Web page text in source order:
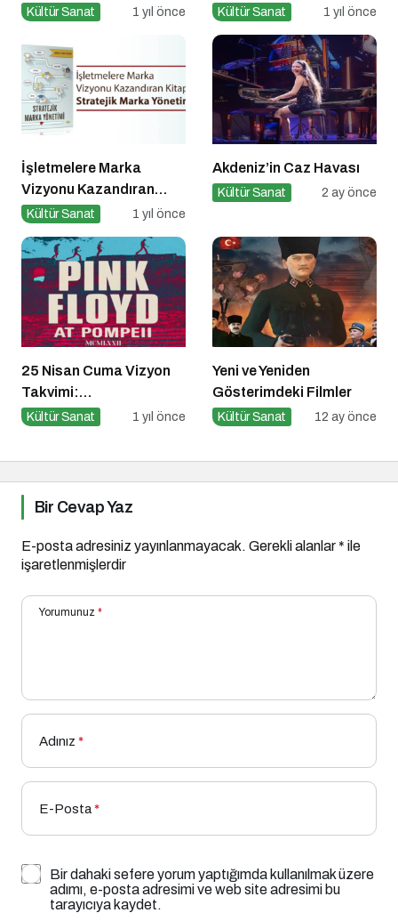
Yeni Kültürel Formlar
Kültür Sanat 1 yıl önce Kitap Müjdesi
Kültür Sanat 1 yıl önce
İşletmelere Marka
Vizyonu Kazandıran
Kitap: Stratejik Marka
Kültür Sanat 1 yıl önce
Akdeniz’in Caz Havası
Kültür Sanat 2 ay önce
25 Nisan Cuma Vizyon
Takvimi:
Sinemaseverleri
Kültür Sanat 1 yıl önce
Yeni ve Yeniden
Gösterimdeki Filmler
Kültür Sanat 12 ay önce
Bir Cevap Yaz
E-posta adresiniz yayınlanmayacak. Gerekli alanlar* ile
işaretlenmişlerdir
Yorumunuz *
Adınız *
E-Posta*
Bir dahaki sefere yorum yaptığımda kullanılmak üzere
adımı, e-posta adresimi ve web site adresimi bu
tarayıcıya kaydet.